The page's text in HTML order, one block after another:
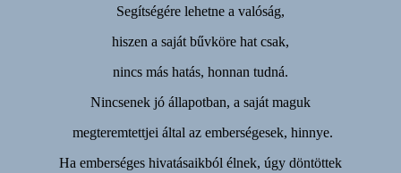
Segítségére lehetne a valóság,
hiszen a saját bűvköre hat csak,
nincs más hatás, honnan tudná.
Nincsenek jó állapotban, a saját maguk
megteremtettjei által az emberségesek, hinnye.
Ha emberséges hivatásaikból élnek, úgy döntöttek